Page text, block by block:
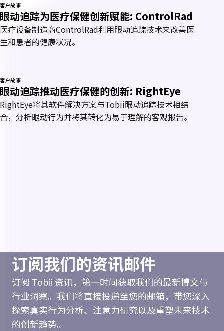
客户故事
眼动追踪为医疗保健创新赋能: ControlRad
医疗设备制造商ControlRad利用眼动追踪技术来改善医
生和患者的健康状况。
客户故事
眼动追踪推动医疗保健的创新: RightEye
RightEye将其软件解决方案与Tobii眼动追踪技术相结
合，分析眼动行为并将其转化为易于理解的客观报告。
订阅我们的资讯邮件
订阅 Tobii 资讯，第一时间获取我们的最新博文与
行业洞察。我们将直接投递至您的邮箱，带您深入
探索真实行为分析、注意力研究以及重塑未来技术
的创新趋势。